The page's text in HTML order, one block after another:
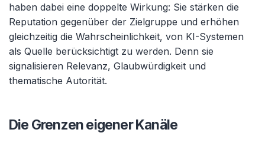
haben dabei eine doppelte Wirkung: Sie stärken die
Reputation gegenüber der Zielgruppe und erhöhen
gleichzeitig die Wahrscheinlichkeit, von KI-Systemen
als Quelle berücksichtigt zu werden. Denn sie
signalisieren Relevanz, Glaubwürdigkeit und
thematische Autorität.
Die Grenzen eigener Kanäle